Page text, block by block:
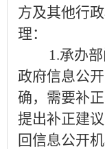
方及其他行
理：
1.承办
政府信息公
确，需要补
提出补正建
回信息公开机